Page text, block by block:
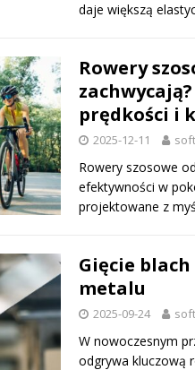
daje większą
Rowery
prędkości i
2025-12-11
Rowery szosowe
efektywności w
projektowane z
Gięcie
metalu
2025-09-24
W nowoczesnym
odgrywa kluczową